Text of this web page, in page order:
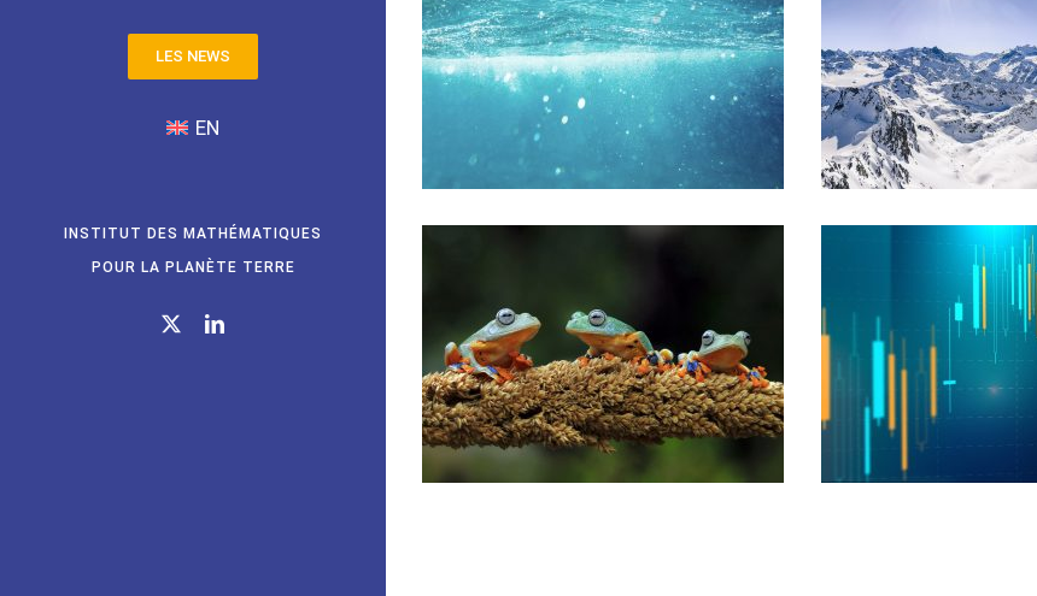
LES NEWS
EN
INSTITUT DES MATHÉMATIQUES
POUR LA PLANÈTE TERRE